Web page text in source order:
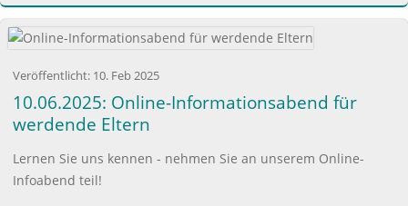
Veröffentlicht: 10. Feb 2025
10.06.2025: Online-Informationsabend für
werdende Eltern
Lernen Sie uns kennen - nehmen Sie an unserem Online-
Infoabend teil!